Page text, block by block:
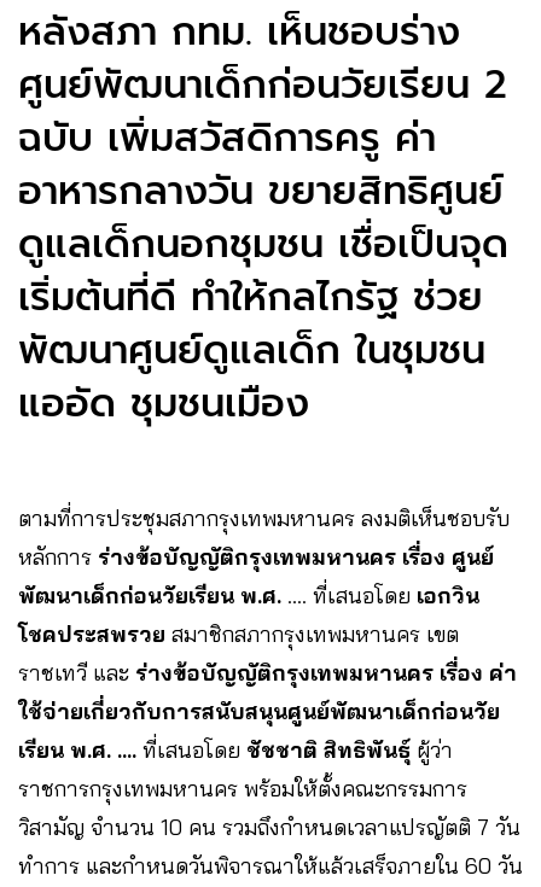
หลังสภา กทม. เห็นชอบร่าง
ศูนย์พัฒนาเด็กก่อนวัยเรียน 2
ฉบับ เพิ่มสวัสดิการครู ค่า
อาหารกลางวัน ขยายสิทธิศูนย์
ดูแลเด็กนอกชุมชน เชื่อเป็นจุด
เริ่มต้นที่ดี ทำให้กลไกรัฐ ช่วย
พัฒนาศูนย์ดูแลเด็ก ในชุมชน
แออัด ชุมชนเมือง
ตามที่การประชุมสภากรุงเทพมหานคร ลงมติเห็นชอบรับ
หลักการ ร่างข้อบัญญัติกรุงเทพมหานคร เรื่อง ศูนย์
พัฒนาเด็กก่อนวัยเรียน พ.ศ. …. ที่เสนอโดย เอกวิน
โชคประสพรวย สมาชิกสภากรุงเทพมหานคร เขต
ราชเทวี และ ร่างข้อบัญญัติกรุงเทพมหานคร เรื่อง ค่า
ใช้จ่ายเกี่ยวกับการสนับสนุนศูนย์พัฒนาเด็กก่อนวัย
เรียน พ.ศ. …. ที่เสนอโดย ชัชชาติ สิทธิพันธุ์ ผู้ว่า
ราชการกรุงเทพมหานคร พร้อมให้ตั้งคณะกรรมการ
วิสามัญ จำนวน 10 คน รวมถึงกำหนดเวลาแปรญัตติ 7 วัน
ทำการ และกำหนดวันพิจารณาให้แล้วเสร็จภายใน 60 วัน